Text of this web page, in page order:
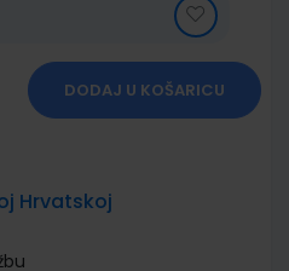
DODAJ U KOŠARICU
Hrvatskoj